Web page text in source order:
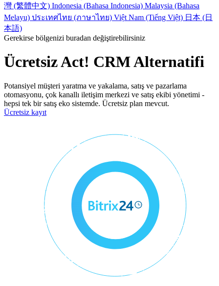
灣 (繁體中文) Indonesia (Bahasa Indonesia) Malaysia (Bahasa
Melayu) ประเทศไทย (ภาษาไทย) Việt Nam (Tiếng Việt) 日本 (日
本語)
Gerekirse bölgenizi buradan değiştirebilirsiniz
Ücretsiz Act! CRM Alternatifi
Potansiyel müşteri yaratma ve yakalama, satış ve pazarlama
otomasyonu, çok kanallı iletişim merkezi ve satış ekibi yönetimi -
hepsi tek bir satış eko sistemde. Ücretsiz plan mevcut.
Ücretsiz kayıt